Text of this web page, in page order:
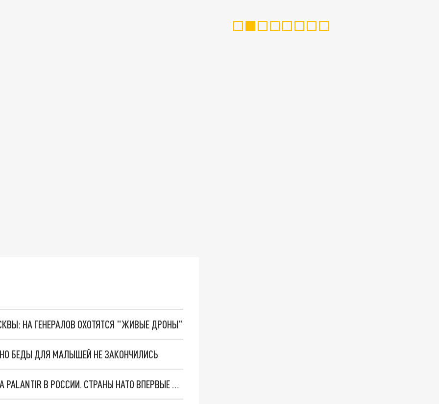
НА ГЕНЕРАЛОВ ОХОТЯТСЯ "ЖИВЫЕ ДРОНЫ"
БЕДЫ ДЛЯ МАЛЫШЕЙ НЕ ЗАКОНЧИЛИСЬ
"ОЧЕНЬ ПЛОХИЕ НОВОСТИ": БОЛЬШАЯ ОШИБКА PALANTIR В РОССИИ. СТРАНЫ НАТО ВПЕРВЫЕ ЗА СВО ОСТАНОВИЛИ ПОСТАВКИ ОРУЖИЯ. ВСУ ТЕРЯЮТ ПРИГРАНИЧЬЕ?